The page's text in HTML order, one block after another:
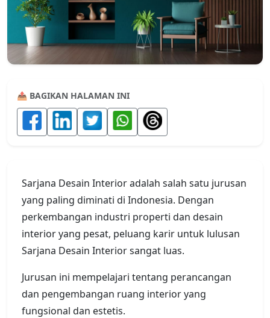
📤 BAGIKAN HALAMAN INI
Sarjana Desain Interior adalah salah satu jurusan
yang paling diminati di Indonesia. Dengan
perkembangan industri properti dan desain
interior yang pesat, peluang karir untuk lulusan
Sarjana Desain Interior sangat luas.
Jurusan ini mempelajari tentang perancangan
dan pengembangan ruang interior yang
fungsional dan estetis.